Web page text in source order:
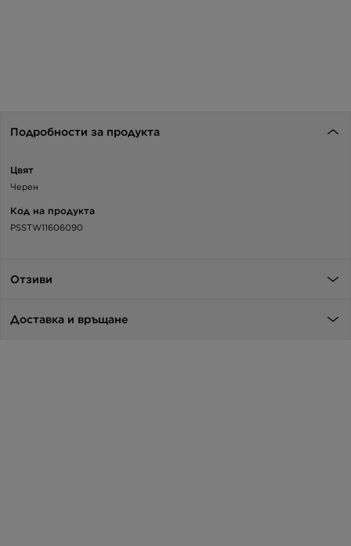
Подробности за продукта
Цвят
Черен
Код на продукта
PSSTW11606090
Отзиви
Доставка и връщане